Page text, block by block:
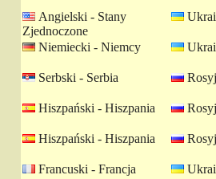
Angielski - Stany
Zjednoczone
Niemiecki - Niemcy
Serbski - Serbia
Hiszpański - Hiszpania
Hiszpański - Hiszpania
Francuski - Francja